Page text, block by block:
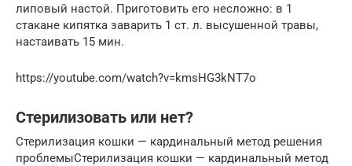
липовый настой. Приготовить его несложно: в 1
стакане кипятка заварить 1 ст. л. высушенной травы,
настаивать 15 мин.
https://youtube.com/watch?v=kmsHG3kNT7o
Стерилизовать или нет?
Стерилизация кошки — кардинальный метод решения
проблемыСтерилизация кошки — кардинальный метод